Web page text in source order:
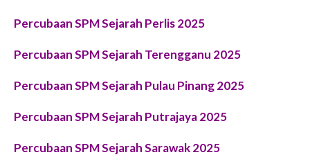
Percubaan SPM Sejarah Perlis 2025
Percubaan SPM Sejarah Terengganu 2025
Percubaan SPM Sejarah Pulau Pinang 2025
Percubaan SPM Sejarah Putrajaya 2025
Percubaan SPM Sejarah Sarawak 2025